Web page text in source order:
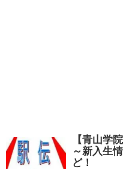
【青山学
～新入生
ど！